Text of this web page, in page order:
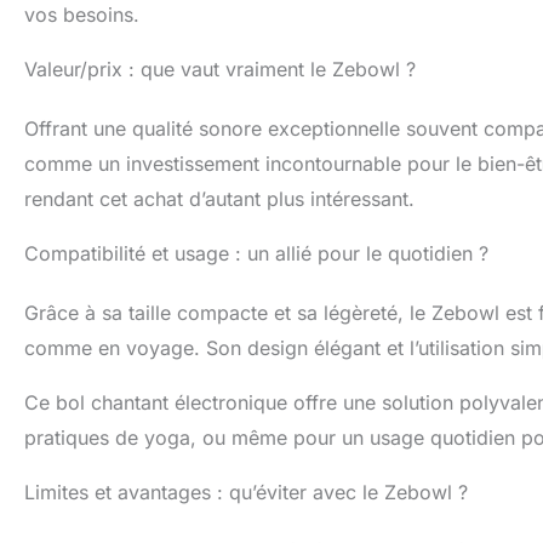
vibrations
concentration,
accordées
libérez la peur.
l'intuition. 852
HZ est
réduction du
charge rapide :
vrais bols
pendant 15/
USB-C (pleine
heures. Sac
multiscénario
vos besoins.
Valeur/prix : que vaut vraiment le Zebowl ?
Offrant une qualité sonore exceptionnelle souvent
comme un investissement incontournable pour le bien-
rendant cet achat d’autant plus intéressant.
Compatibilité et usage : un allié pour le quotidien ?
Grâce à sa taille compacte et sa légèreté, le Zebowl
comme en voyage. Son design élégant et l’utilisation
Ce bol chantant électronique offre une solution
pratiques de yoga, ou même pour un usage quotidien
Limites et avantages : qu’éviter avec le Zebowl ?